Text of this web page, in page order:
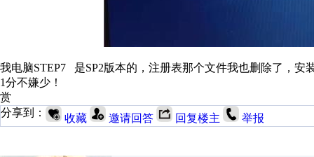
我电脑STEP7 是SP2版本的，注册表那个文件我也删除了，安
1分不嫌少！
赏
分享到：
收藏 邀请回答 回复楼主 举报